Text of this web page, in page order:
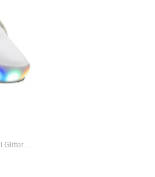
Tenis Feminino de Led Infantil Glitter M...